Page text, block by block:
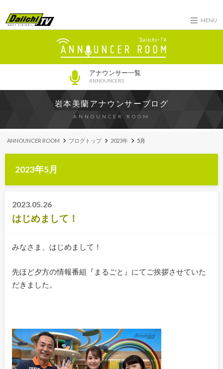
MENU
アナウンサー一覧
ANNOUNCERS
岩本美蘭アナウンサーブログ
ANNOUNCER ROOM
ANNOUNCER ROOM ブログトップ 2023年 5月
2023年5月
2023.05.26
はじめまして！
みなさま、はじめまして！
先ほど夕方の情報番組『まるごと』にてご挨拶させていた
だきました。